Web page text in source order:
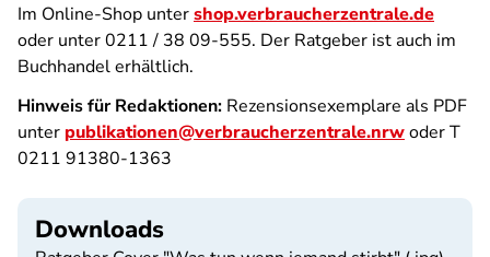
Im Online-Shop untershop.verbraucherzentrale.de
oder unter 0211 / 38 09-555. Der Ratgeber ist auch im
Buchhandel erhältlich.
Hinweis für Redaktionen: Rezensionsexemplare als PDF
unter publikationen@verbraucherzentrale.nrwoder T
0211 91380-1363
Downloads